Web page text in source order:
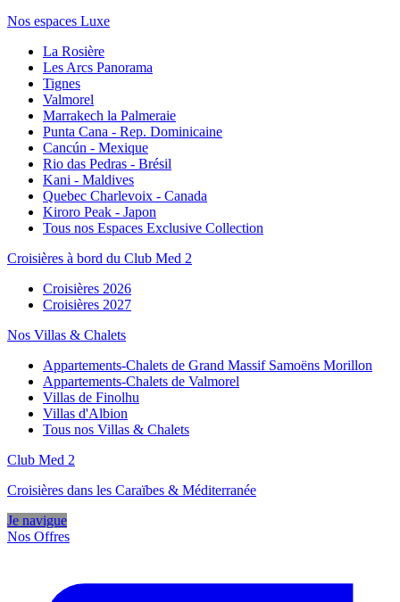
Nos espaces Luxe
La Rosière
Les Arcs Panorama
Tignes
Valmorel
Marrakech la Palmeraie
Punta Cana - Rep. Dominicaine
Cancún - Mexique
Rio das Pedras - Brésil
Kani - Maldives
Quebec Charlevoix - Canada
Kiroro Peak - Japon
Tous nos Espaces Exclusive Collection
Croisières à bord du Club Med 2
Croisières 2026
Croisières 2027
Nos Villas & Chalets
Appartements-Chalets de Grand Massif Samoëns Morillon
Appartements-Chalets de Valmorel
Villas de Finolhu
Villas d'Albion
Tous nos Villas & Chalets
Club Med 2
Croisières dans les Caraïbes & Méditerranée
Je navigue
Nos Offres